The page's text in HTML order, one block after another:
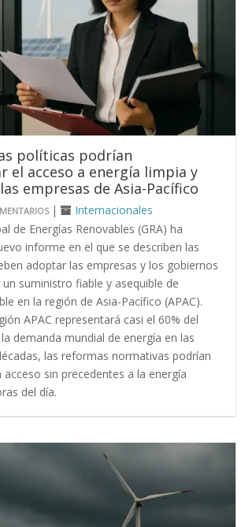
políticas podrían
el acceso a energía limpia y
empresas de Asia-Pacífico
|
Internacionales
de Energías Renovables (GRA) ha
informe en el que se describen las
adoptar las empresas y los gobiernos
suministro fiable y asequible de
en la región de Asia-Pacífico (APAC).
APAC representará casi el 60% del
demanda mundial de energía en las
las reformas normativas podrían
acceso sin precedentes a la energía
del día.